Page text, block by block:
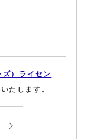
）ライセン
たします。